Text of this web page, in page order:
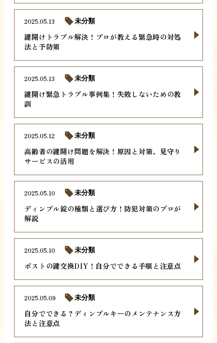
鍵開けトラブル解決！プロが教える緊急時の対処
法と予防策
2025.05.13 未分類
鍵開け緊急トラブル事例集！失敗しないための教
訓
2025.05.13 未分類
高齢者の鍵開け問題を解決！原因と対策、見守り
サービスの活用
2025.05.12 未分類
ディンプル錠の種類と選び方！防犯対策のプロが
解説
2025.05.10 未分類
ポストの鍵交換DIY！自分でできる手順と注意点
2025.05.10 未分類
自分でできる？ディンプルキーのメンテナンス方
法と注意点
2025.05.09 未分類